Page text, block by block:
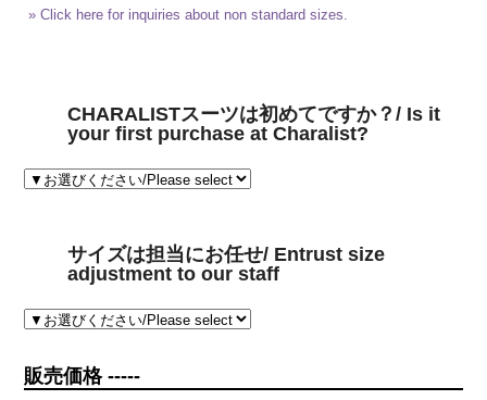
» Click here for inquiries about non standard sizes.
CHARALISTスーツは初めてですか？/ Is it
your first purchase at Charalist?
サイズは担当にお任せ/ Entrust size
adjustment to our staff
販売価格 -----